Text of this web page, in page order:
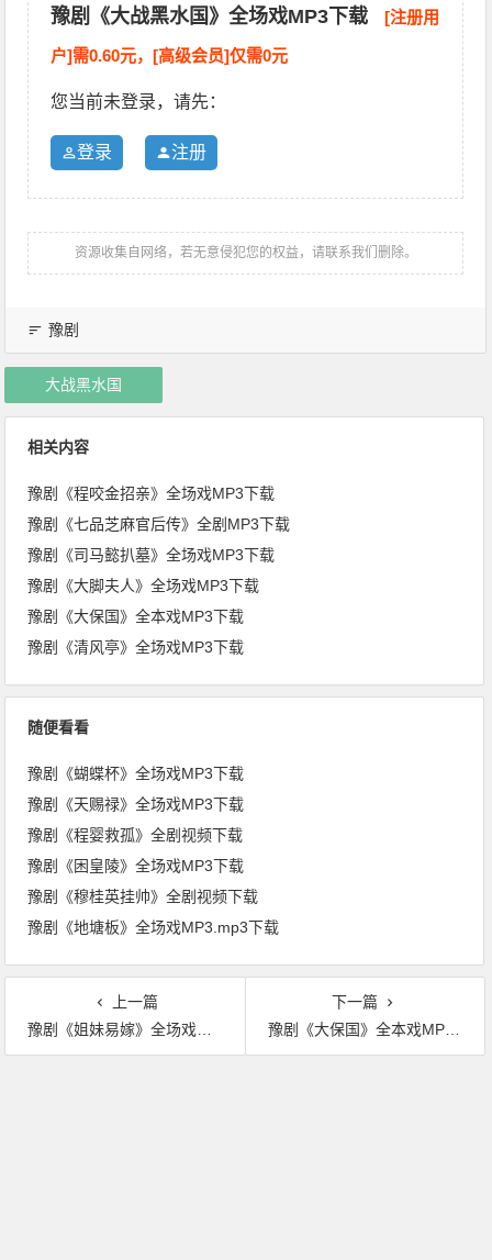
豫剧《大战黑水国》全场戏MP3下载 [注册用
户]需0.60元，[高级会员]仅需0元
您当前未登录，请先：
登录 注册
资源收集自网络，若无意侵犯您的权益，请联系我们删除。
豫剧
大战黑水国
相关内容
豫剧《程咬金招亲》全场戏MP3下载
豫剧《七品芝麻官后传》全剧MP3下载
豫剧《司马懿扒墓》全场戏MP3下载
豫剧《大脚夫人》全场戏MP3下载
豫剧《大保国》全本戏MP3下载
豫剧《清风亭》全场戏MP3下载
随便看看
豫剧《蝴蝶杯》全场戏MP3下载
豫剧《天赐禄》全场戏MP3下载
豫剧《程婴救孤》全剧视频下载
豫剧《困皇陵》全场戏MP3下载
豫剧《穆桂英挂帅》全剧视频下载
豫剧《地塘板》全场戏MP3.mp3下载
上一篇
豫剧《姐妹易嫁》全场戏MP3下载
下一篇
豫剧《大保国》全本戏MP3下载